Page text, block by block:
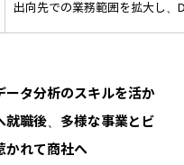
出向先での業務範囲を拡大し、
ータ分析のスキルを活か
就職後、多様な事業とビ
かれて商社へ